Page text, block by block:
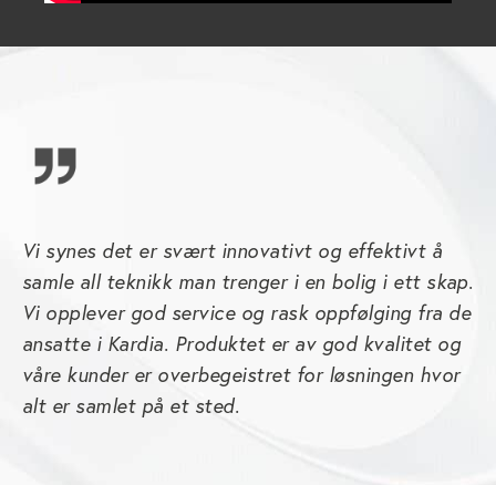
Vi synes det er svært innovativt og effektivt å
samle all teknikk man trenger i en bolig i ett skap.
Vi opplever god service og rask oppfølging fra de
ansatte i Kardia. Produktet er av god kvalitet og
våre kunder er overbegeistret for løsningen hvor
alt er samlet på et sted.